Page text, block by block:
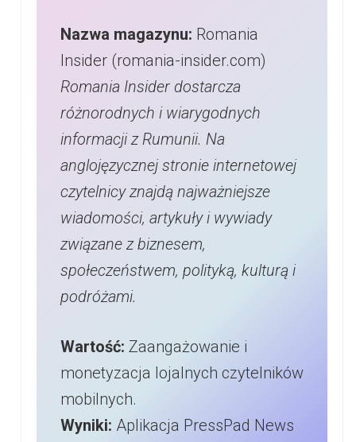
Nazwa magazynu: Romania
Insider (romania-insider.com)
Romania Insider dostarcza
różnorodnych i wiarygodnych
informacji z Rumunii. Na
anglojęzycznej stronie internetowej
czytelnicy znajdą najważniejsze
wiadomości, artykuły i wywiady
związane z biznesem,
społeczeństwem, polityką, kulturą i
podróżami.
Wartość: Zaangażowanie i
monetyzacja lojalnych czytelników
mobilnych.
Wyniki: Aplikacja PressPad News